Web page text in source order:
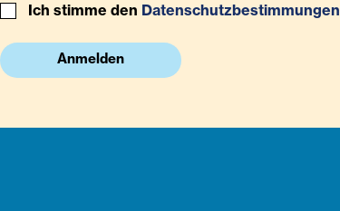
Ich stimme den Datenschutzbestimmungen
Anmelden